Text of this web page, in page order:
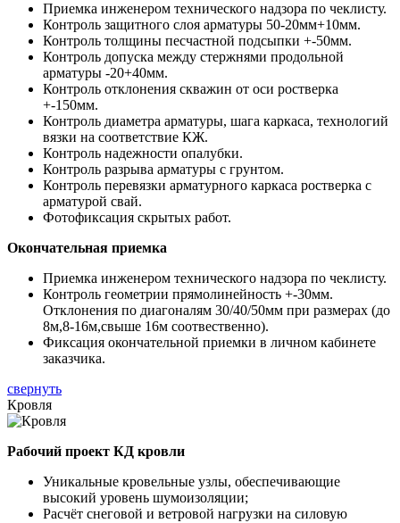
Приемка инженером технического надзора по чеклисту.
Контроль защитного слоя арматуры 50-20мм+10мм.
Контроль толщины песчастной подсыпки +-50мм.
Контроль допуска между стержнями продольной
арматуры -20+40мм.
Контроль отклонения скважин от оси ростверка
+-150мм.
Контроль диаметра арматуры, шага каркаса, технологий
вязки на соответствие КЖ.
Контроль надежности опалубки.
Контроль разрыва арматуры с грунтом.
Контроль перевязки арматурного каркаса ростверка с
арматурой свай.
Фотофиксация скрытых работ.
Окончательная приемка
Приемка инженером технического надзора по чеклисту.
Контроль геометрии прямолинейность +-30мм.
Отклонения по диагоналям 30/40/50мм при размерах (до
8м,8-16м,свыше 16м соотвественно).
Фиксация окончательной приемки в личном кабинете
заказчика.
свернуть
Кровля
Рабочий проект КД кровли
Уникальные кровельные узлы, обеспечивающие
высокий уровень шумоизоляции;
Расчёт снеговой и ветровой нагрузки на силовую